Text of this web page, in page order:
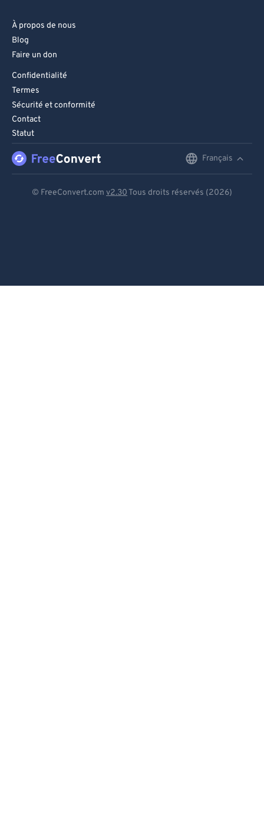
À propos de nous
Blog
Faire un don
Confidentialité
Termes
Sécurité et conformité
Contact
Statut
Français
© FreeConvert.com v2.30 Tous droits réservés (2026)